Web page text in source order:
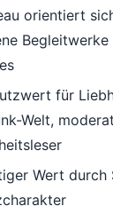
orientiert
für
Welt,
Wert durch